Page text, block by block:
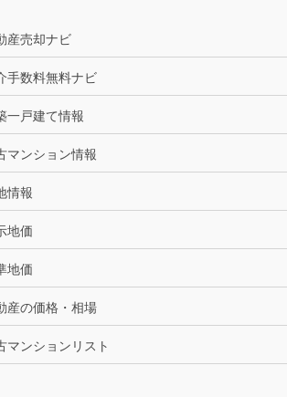
産売却ナビ
手数料無料ナビ
一戸建て情報
マンション情報
情報
地価
地価
産の価格・相場
マンションリスト